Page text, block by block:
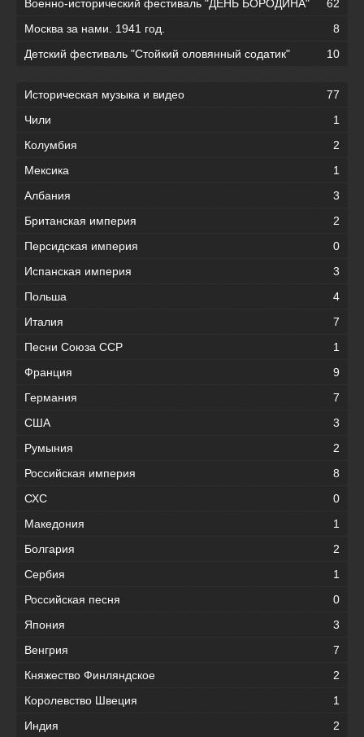
Военно-исторический фестиваль "ДЕНЬ БОРОДИНА"
62
Москва за нами. 1941 год.
8
Детский фестиваль "Стойкий оловянный содатик"
10
Историческая музыка и видео
77
Чили
1
Колумбия
2
Мексика
1
Албания
3
Британская империя
2
Персидская империя
0
Испанская империя
3
Польша
4
Италия
7
Песни Союза ССР
1
Франция
9
Германия
7
США
3
Румыния
2
Российская империя
8
СХС
0
Македония
1
Болгария
2
Сербия
1
Российская песня
0
Япония
3
Венгрия
7
Княжество Финляндское
2
Королевство Швеция
1
Индия
2